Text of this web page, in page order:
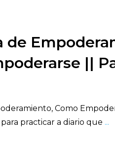
de
||
Como
practicar a diario que ...